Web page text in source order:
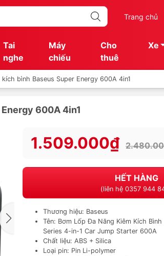
Trang chủ
Tai
nghe
Máy
chiếu
Cho
thuê
Xe
bình Baseus Super Energy 600A 4in1
600A 4in1
1.509.000₫
HẾT HÀNG
(liên hệ 0357 944
Thương hiệu: Baseus
Tên: Bơm Lốp Đa Năng Kiêm Kích
Series 4-in-1 Car Jump Starter 600A
Chất liệu: ABS + Silica
Loại pin: Pin Li-polymer